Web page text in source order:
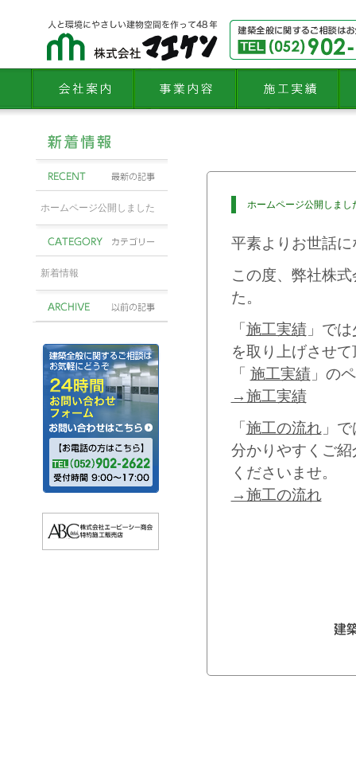
ホームページ公開しまし
平素よりお世話
この度、弊社株
た。
「 施工実績」では
を取り上げさせ
「 施工実績」の
→施工実績
「 施工の流れ」で
分かりやすくご
くださいませ。
→施工の流れ
ホームページ公開しました
新着情報